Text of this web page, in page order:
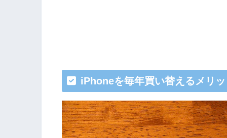
iPhoneを毎年買い替えるメリ